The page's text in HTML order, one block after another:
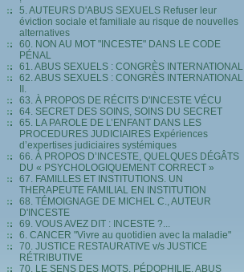
5. AUTEURS D'ABUS SEXUELS Refuser leur
éviction sociale et familiale au risque de nouvelles
alternatives
60. NON AU MOT "INCESTE" DANS LE CODE
PÉNAL
61. ABUS SEXUELS : CONGRÈS INTERNATIONAL
62. ABUS SEXUELS : CONGRÈS INTERNATIONAL
II.
63. À PROPOS DE RÉCITS D'INCESTE VÉCU
64. SECRET DES SOINS, SOINS DU SECRET
65. LA PAROLE DE L’ENFANT DANS LES
PROCEDURES JUDICIAIRES Expériences
d’expertises judiciaires systémiques
66. À PROPOS D’INCESTE, QUELQUES DÉGÂTS
DU « PSYCHOLOGIQUEMENT CORRECT »
67. FAMILLES ET INSTITUTIONS. UN
THERAPEUTE FAMILIAL EN INSTITUTION
68. TÉMOIGNAGE DE MICHEL C., AUTEUR
D'INCESTE
69. VOUS AVEZ DIT : INCESTE ?...
6. CANCER "Vivre au quotidien avec la maladie"
70. JUSTICE RESTAURATIVE v/s JUSTICE
RÉTRIBUTIVE
70. LE SENS DES MOTS. PÉDOPHILIE, ABUS